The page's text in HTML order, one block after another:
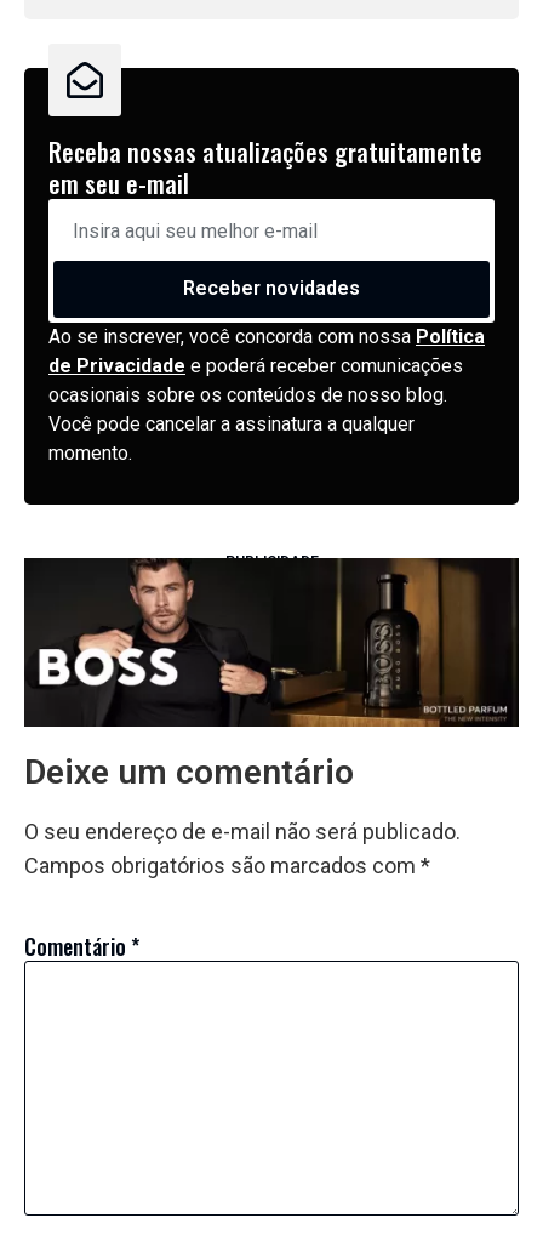
Receba nossas atualizações gratuitamente
em seu e-mail
Receber novidades
Ao se inscrever, você concorda com nossa Política
de Privacidade e poderá receber comunicações
ocasionais sobre os conteúdos de nosso blog.
Você pode cancelar a assinatura a qualquer
momento.
PUBLICIDADE
Deixe um comentário
O seu endereço de e-mail não será publicado.
Campos obrigatórios são marcados com *
Comentário*